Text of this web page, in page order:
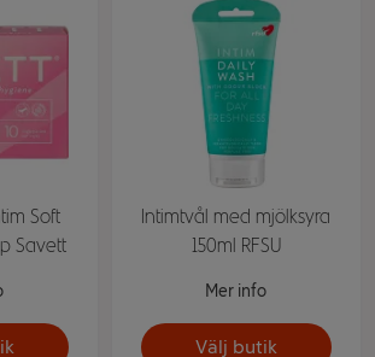
Soft
Savett
Intimtvål med mjölksyra
150ml RFSU
Mer info
Välj butik